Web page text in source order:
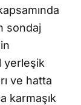
sondaj
yerleşik
ve hatta
karmaşık